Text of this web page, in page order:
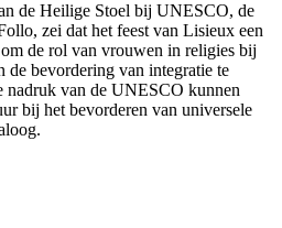
de Heilige Stoel bij UNESCO, de
zei dat het feest van Lisieux een
de rol van vrouwen in religies bij
de bevordering van integratie te
nadruk van de UNESCO kunnen
bij het bevorderen van universele